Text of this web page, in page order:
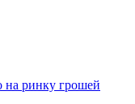
на ринку грошей